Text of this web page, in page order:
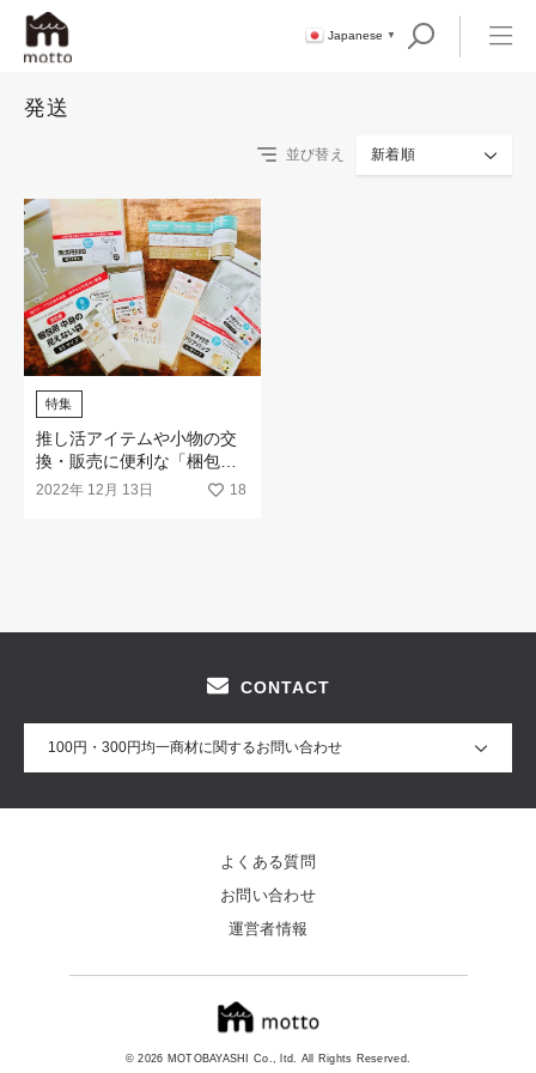
Japanese ▼
発送
並び替え 新着順
特集
推し活アイテムや小物の交
換・販売に便利な「梱包・
発送グッズ」が100円ショ
2022年 12月 13日 18
CONTACT
100円・300円均一商材に関するお問い合わせ
© 2026 MOTOBAYASHI Co., ltd. All Rights Reserved.
よくある質問
お問い合わせ
運営者情報